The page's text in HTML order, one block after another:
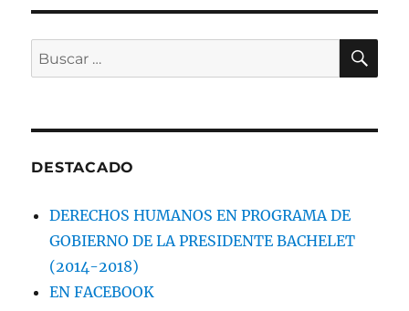
Buscar
por:
DESTACADO
DERECHOS HUMANOS EN PROGRAMA DE
GOBIERNO DE LA PRESIDENTE BACHELET
(2014-2018)
EN FACEBOOK